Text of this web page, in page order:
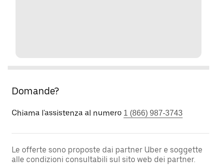
Domande?
Chiama l'assistenza al numero 1 (866) 987-3743
Le offerte sono proposte dai partner Uber e soggette
alle condizioni consultabili sul sito web dei partner.